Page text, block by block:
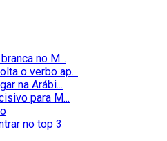
no M...
o verbo ap...
na Arábi...
para M...
no top 3